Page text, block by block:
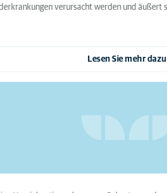
verursacht werden und
Lesen Sie mehr dazu